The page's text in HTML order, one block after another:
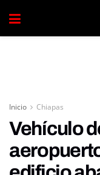
Inicio Chiapas
Vehículo